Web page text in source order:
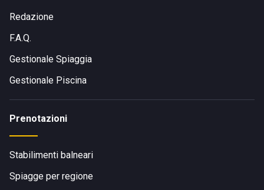
Redazione
F.A.Q.
Gestionale Spiaggia
Gestionale Piscina
Prenotazioni
Stabilimenti balneari
Spiagge per regione